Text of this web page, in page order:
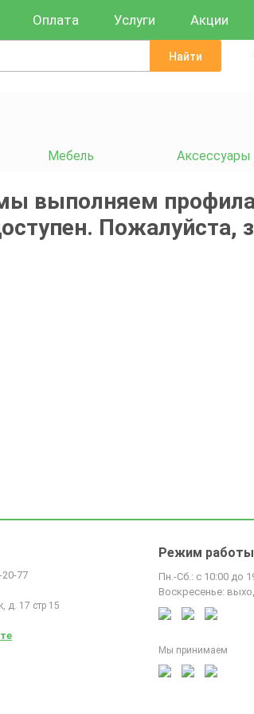
Оплата Услуги Акции
Найти
Мебель Аксессуары
выполняем
Пожалуйста,
20-77
д. 17 стр 15
Режим работы
Пн.-Сб.: с 10:00 до
Воскресенье:
Мы принимаем